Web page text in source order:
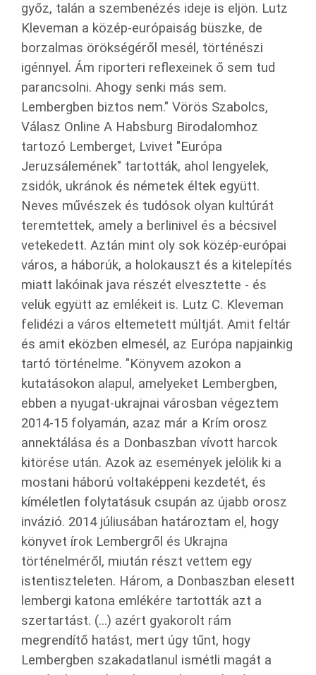
győz, talán a szembenézés ideje is eljön. Lutz
Kleveman a közép-európaiság büszke, de
borzalmas örökségéről mesél, történészi
igénnyel. Ám riporteri reflexeinek ő sem tud
parancsolni. Ahogy senki más sem.
Lembergben biztos nem." Vörös Szabolcs,
Válasz Online A Habsburg Birodalomhoz
tartozó Lemberget, Lvivet "Európa
Jeruzsálemének" tartották, ahol lengyelek,
zsidók, ukránok és németek éltek együtt.
Neves művészek és tudósok olyan kultúrát
teremtettek, amely a berlinivel és a bécsivel
vetekedett. Aztán mint oly sok közép-európai
város, a háborúk, a holokauszt és a kitelepítés
miatt lakóinak java részét elvesztette - és
velük együtt az emlékeit is. Lutz C. Kleveman
felidézi a város eltemetett múltját. Amit feltár
és amit eközben elmesél, az Európa napjainkig
tartó történelme. "Könyvem azokon a
kutatásokon alapul, amelyeket Lembergben,
ebben a nyugat-ukrajnai városban végeztem
2014-15 folyamán, azaz már a Krím orosz
annektálása és a Donbaszban vívott harcok
kitörése után. Azok az események jelölik ki a
mostani háború voltaképpeni kezdetét, és
kíméletlen folytatásuk csupán az újabb orosz
invázió. 2014 júliusában határoztam el, hogy
könyvet írok Lembergről és Ukrajna
történelméről, miután részt vettem egy
istentiszteleten. Három, a Donbaszban elesett
lembergi katona emlékére tartották azt a
szertartást. (...) azért gyakorolt rám
megrendítő hatást, mert úgy tűnt, hogy
Lembergben szakadatlanul ismétli magát a